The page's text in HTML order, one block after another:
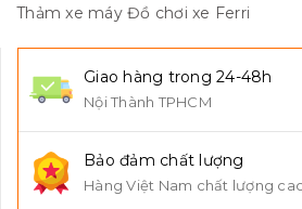
Thảm xe máy Đồ chơi xe Ferri
Giao hàng trong 24-48h
Nội Thành TPHCM
Bảo đảm chất lượng
Hàng Việt Nam chất lượng